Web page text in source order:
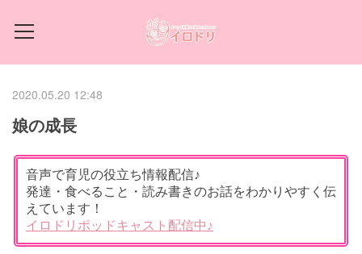
2020.05.20 12:48
娘の成長